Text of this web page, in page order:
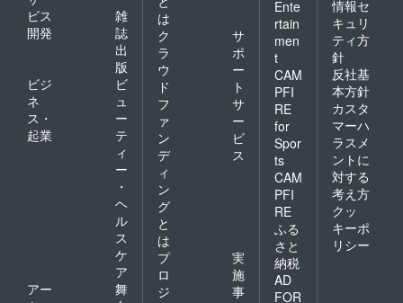
ビス
開発
雑
誌
出
版
ビジ
ネ
ス・
起業
ビ
ュ
ー
テ
ィ
ー
・
ヘ
ル
ス
ケ
ア
アー
舞
は
ク
ラ
ウ
ド
フ
ァ
ン
デ
ィ
ン
グ
と
は
サ
ポ
ー
ト
サ
ー
ビ
ス
プ
ロ
ジ
実
施
事
Ente
rtain
men
t
CAM
PFI
RE
for
Spor
ts
CAM
PFI
RE
ふる
さと
納税
AD
FOR
情報セ
キュリ
ティ方
針
反社基
本方針
カスタ
マーハ
ラスメ
ントに
対する
考え方
クッ
キーポ
リシー